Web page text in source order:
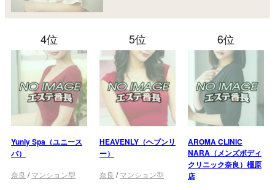
4位
Yuniy Spa（ユニース
パ）
奈良 /マンション型
5位
HEAVENLY（ヘブンリ
ー）
奈良 /マンション型
6位
AROMA CLINIC
NARA（メンズボディ
クリニック奈良）橿原
店